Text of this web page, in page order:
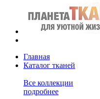
Главная
Каталог тканей
Все коллекции
подробнее